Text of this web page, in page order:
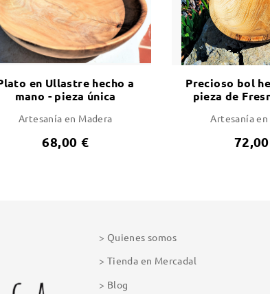
en Ullastre hecho a
mano - pieza única
Artesanía en Madera
68,00 €
Precioso bol
pieza de
Artesanía en
Quienes somos
Tienda en Mercadal
Blog